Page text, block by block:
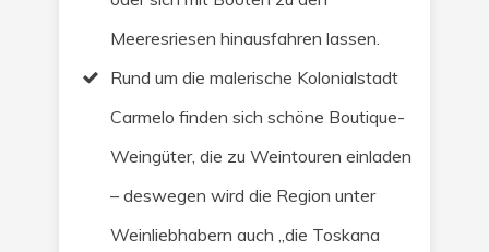
Meeresriesen hinausfahren lassen.
Rund um die malerische Kolonialstadt
Carmelo finden sich schöne Boutique-
Weingüter, die zu Weintouren einladen
– deswegen wird die Region unter
Weinliebhabern auch „die Toskana